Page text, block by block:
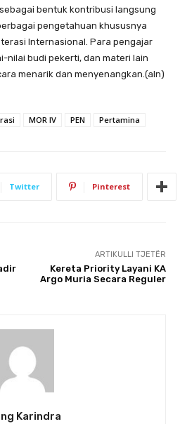
bentuk kontribusi langsung
pengetahuan khususnya
lnternasional. Para pengajar
nilai budi pekerti, dan materi lain
menarik dan menyenangkan.(aln)
MOR IV PEN Pertamina
Twitter Pinterest
ARTIKULLI TJETËR
Kereta Priority Layani KA
Argo Muria Secara Reguler
Karindra